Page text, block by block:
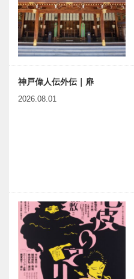
神戸偉人伝外伝｜扉
2026.08.01